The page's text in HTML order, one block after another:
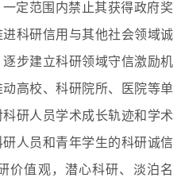
定范围内禁止其获得政府奖
科研信用与其他社会领域诚
步建立科研领域守信激励机
高校、科研院所、医院等单
研人员学术成长轨迹和学术
人员和青年学生的科研诚信
价值观，潜心科研、淡泊名